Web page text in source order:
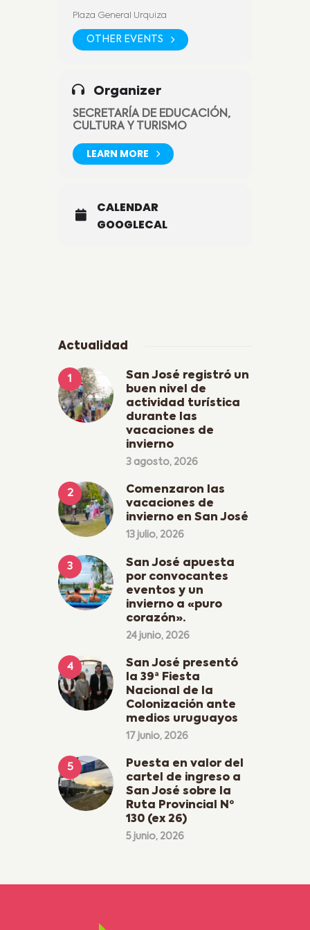
los lugares para visitar cuando se
relaciona con el turista.
Habrá stands de atracciones turísticas,
Plaza General Urquiza
OTHER EVENTS
Organizer
SECRETARÍA DE EDUCACIÓN,
CULTURA Y TURISMO
LEARN MORE
CALENDAR
GOOGLECAL
Actualidad
San José registró un
buen nivel de
actividad turística
durante las
vacaciones de
invierno
3 agosto, 2026
Comenzaron las
vacaciones de
invierno en San José
13 julio, 2026
San José apuesta
por convocantes
eventos y un
invierno a «puro
corazón».
24 junio, 2026
San José presentó
la 39ª Fiesta
Nacional de la
Colonización ante
medios uruguayos
17 junio, 2026
Puesta en valor del
cartel de ingreso a
San José sobre la
Ruta Provincial Nº
130 (ex 26)
5 junio, 2026